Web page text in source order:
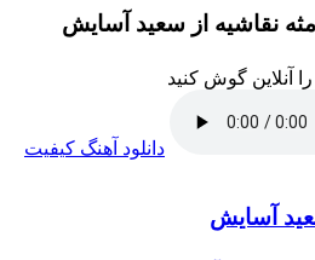
نقاشیه از سعید آسایش
آنلاین گوش کنید
دانلود آهنگ کیفیت
آسایش